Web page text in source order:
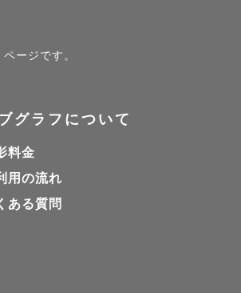
ージです。
グラフについて
料金
用の流れ
ある質問